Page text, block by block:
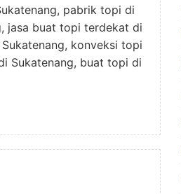
pabrik topi di
jasa buat topi terdekat di
konveksi topi
Sukatenang, buat topi di